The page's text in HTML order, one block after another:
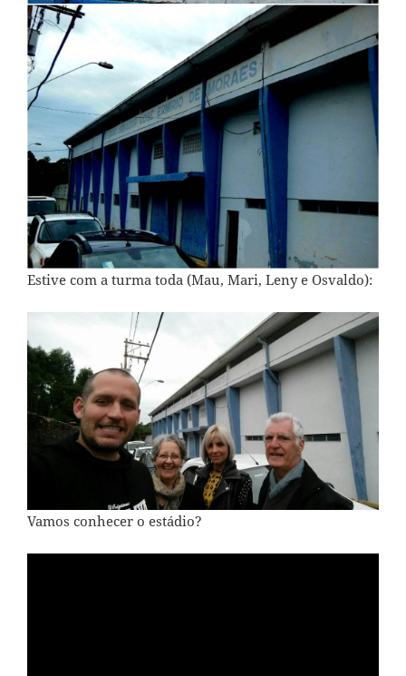
Estive com a turma toda (Mau, Mari, Leny e Osvaldo):
Vamos conhecer o estádio?